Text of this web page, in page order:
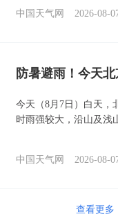
中国天气网 2026-08-
防暑避雨！今天
今天（8月7日）白天，
时雨强较大，沿山及浅
中国天气网 2026-08-
查看更多